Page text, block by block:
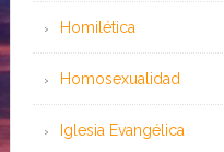
Homilética
Homosexualidad
Iglesia Evangélica